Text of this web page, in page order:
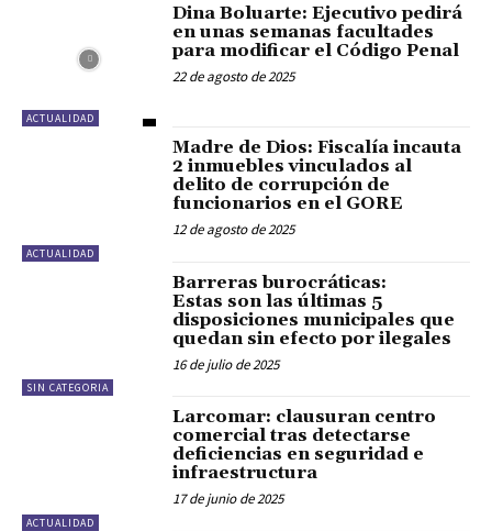
ACTUALIDAD
Dina Boluarte: Ejecutivo pedirá
en unas semanas facultades
para modificar el Código Penal
22 de agosto de 2025
ACTUALIDAD
Madre de Dios: Fiscalía incauta
2 inmuebles vinculados al
delito de corrupción de
funcionarios en el GORE
12 de agosto de 2025
SIN CATEGORIA
Barreras burocráticas:
Estas son las últimas 5
disposiciones municipales que
quedan sin efecto por ilegales
16 de julio de 2025
ACTUALIDAD
Larcomar: clausuran centro
comercial tras detectarse
deficiencias en seguridad e
infraestructura
17 de junio de 2025